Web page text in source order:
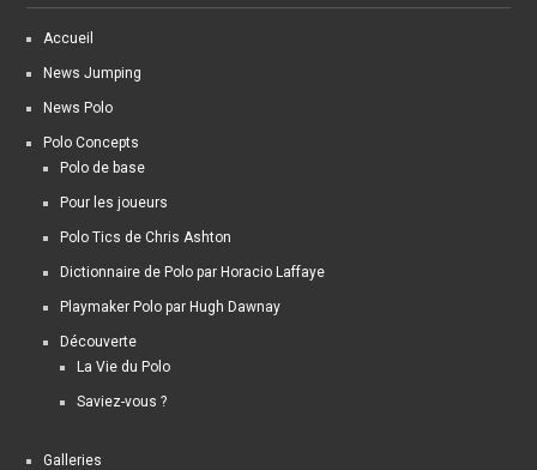
Accueil
News Jumping
News Polo
Polo Concepts
Polo de base
Pour les joueurs
Polo Tics de Chris Ashton
Dictionnaire de Polo par Horacio Laffaye
Playmaker Polo par Hugh Dawnay
Découverte
La Vie du Polo
Saviez-vous ?
Galleries